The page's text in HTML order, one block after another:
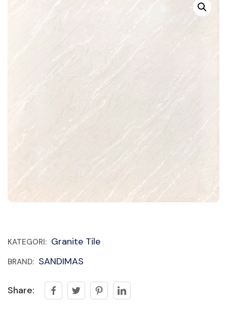
KATEGORI: Granite Tile
BRAND: SANDIMAS
Share: